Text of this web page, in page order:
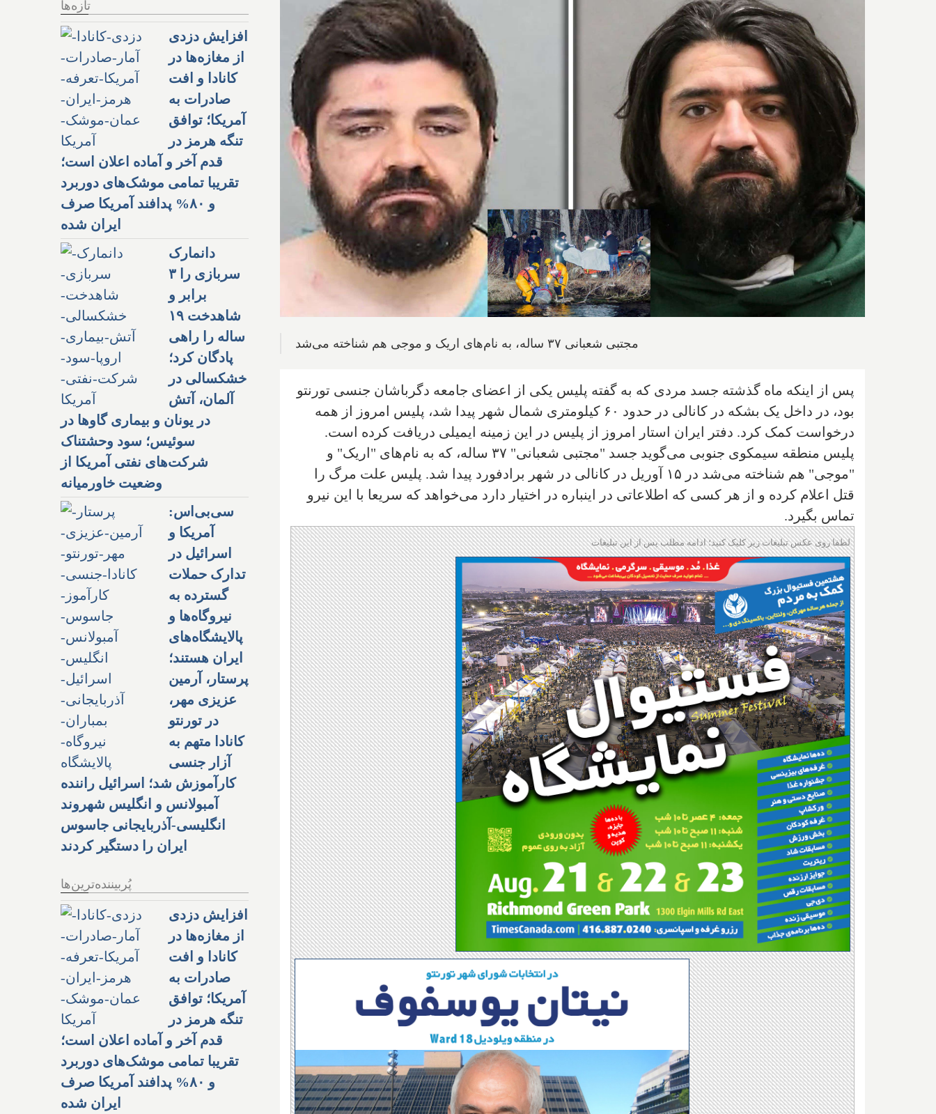
مجتبی شعبانی ۳۷ ساله، به نام‌های اریک و موجی هم شناخته می‌شد
پس از اینکه ماه گذشته جسد مردی که به گفته پلیس یکی از اعضای جامعه دگرباشان جنسی تورنتو
بود، در داخل یک بشکه در کانالی در حدود ۶۰ کیلومتری شمال شهر پیدا شد، پلیس امروز از همه
درخواست کمک کرد. دفتر ایران استار امروز از پلیس در این زمینه ایمیلی دریافت کرده است.
پلیس منطقه سیمکوی جنوبی می‌گوید جسد "مجتبی شعبانی" ۳۷ ساله، که به نام‌های "اریک" و
"موجی" هم شناخته می‌شد در ۱۵ آوریل در کانالی در شهر برادفورد پیدا شد. پلیس علت مرگ را
قتل اعلام کرده و از هر کسی که اطلاعاتی در اینباره در اختیار دارد می‌خواهد که سریعا با این نیرو
تماس بگیرد.
لطفا روی عکس تبلیغات زیر کلیک کنید؛ ادامه مطلب پس از این تبلیغات
تازه‌ها
افزایش دزدی
از مغازه‌ها در
کانادا و افت
صادرات به
آمریکا؛ توافق
تنگه هرمز در
قدم آخر و آماده اعلان است؛
تقریبا تمامی موشک‌های دوربرد
و ۸۰% پدافند آمریکا صرف
ایران شده
دانمارک
سربازی را ۳
برابر و
شاهدخت ۱۹
ساله را راهی
پادگان کرد؛
خشکسالی در
آلمان، آتش
در یونان و بیماری گاوها در
سوئیس؛ سود وحشتناک
شرکت‌های نفتی آمریکا از
وضعیت خاورمیانه
سی‌بی‌اس:
آمریکا و
اسرائیل در
تدارک حملات
گسترده به
نیروگاه‌ها و
پالایشگاه‌های
ایران هستند؛
پرستار، آرمین
عزیزی مهر،
در تورنتو
کانادا متهم به
آزار جنسی
کارآموزش شد؛ اسرائیل راننده
آمبولانس و انگلیس شهروند
انگلیسی-آذربایجانی جاسوس
ایران را دستگیر کردند
پُربیننده‌ترین‌ها
افزایش دزدی
از مغازه‌ها در
کانادا و افت
صادرات به
آمریکا؛ توافق
تنگه هرمز در
قدم آخر و آماده اعلان است؛
تقریبا تمامی موشک‌های دوربرد
و ۸۰% پدافند آمریکا صرف
ایران شده